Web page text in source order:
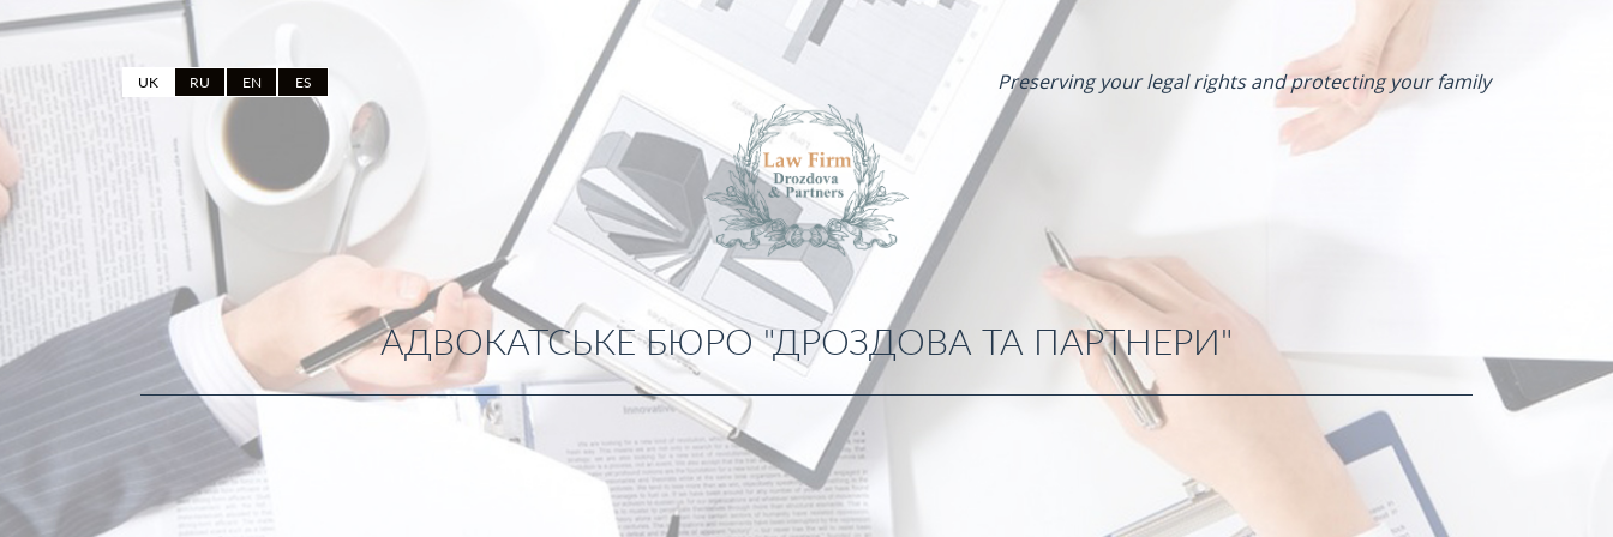
UK RU EN ES Preserving your legal rights and protecting your family
АДВОКАТСЬКЕ БЮРО "ДРОЗДОВА ТА ПАРТНЕРИ"